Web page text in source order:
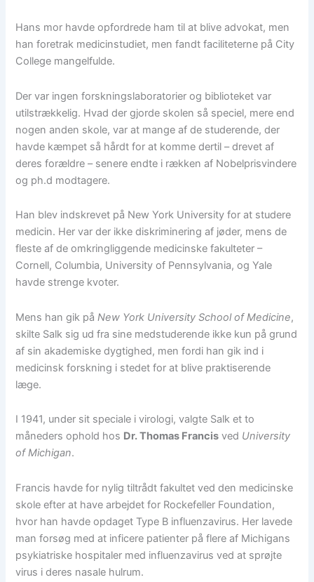
Hans mor havde opfordrede ham til at blive advokat, men
han foretrak medicinstudiet, men fandt faciliteterne på City
College mangelfulde.
Der var ingen forskningslaboratorier og biblioteket var
utilstrækkelig. Hvad der gjorde skolen så speciel, mere end
nogen anden skole, var at mange af de studerende, der
havde kæmpet så hårdt for at komme dertil – drevet af
deres forældre – senere endte i rækken af Nobelprisvindere
og ph.d modtagere.
Han blev indskrevet på New York University for at studere
medicin. Her var der ikke diskriminering af jøder, mens de
fleste af de omkringliggende medicinske fakulteter –
Cornell, Columbia, University of Pennsylvania, og Yale
havde strenge kvoter.
Mens han gik påNew York University School of Medicine,
skilte Salk sig ud fra sine medstuderende ikke kun på grund
af sin akademiske dygtighed, men fordi han gik ind i
medicinsk forskning i stedet for at blive praktiserende
læge.
I 1941, under sit speciale i virologi, valgte Salk et to
måneders ophold hos Dr. Thomas Francis ved University
of Michigan.
Francis havde for nylig tiltrådt fakultet ved den medicinske
skole efter at have arbejdet for Rockefeller Foundation,
hvor han havde opdaget Type B influenzavirus. Her lavede
man forsøg med at inficere patienter på flere af Michigans
psykiatriske hospitaler med influenzavirus ved at sprøjte
virus i deres nasale hulrum.